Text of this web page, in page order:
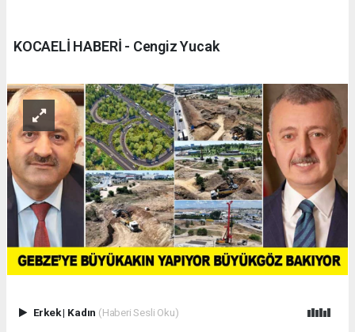
KOCAELİ HABERİ - Cengiz Yucak
Erkek| Kadın (Haberi Sesli Oku)